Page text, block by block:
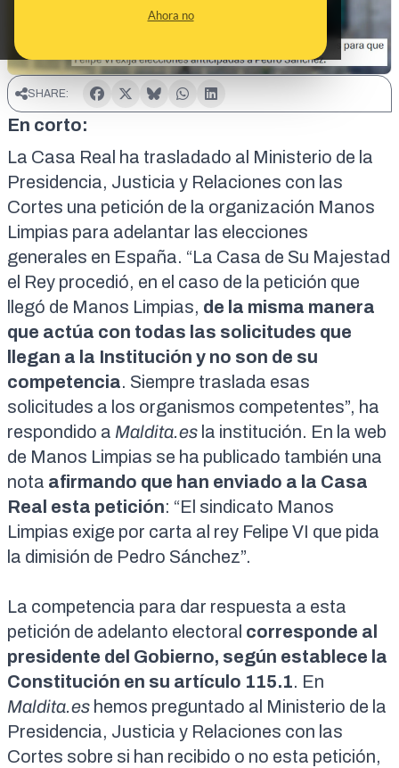
Ahora no
SHARE:
En corto:
La Casa Real ha trasladado al Ministerio de la
Presidencia, Justicia y Relaciones con las
Cortes una petición de la organización Manos
Limpias para adelantar las elecciones
generales en España. “La Casa de Su Majestad
el Rey procedió, en el caso de la petición que
llegó de Manos Limpias, de la misma manera
que actúa con todas las solicitudes que
llegan a la Institución y no son de su
competencia. Siempre traslada esas
solicitudes a los organismos competentes”, ha
respondido a Maldita.es la institución. En la web
de Manos Limpias se ha publicado también una
nota afirmando que han enviado a la Casa
Real esta petición: “El sindicato Manos
Limpias exige por carta al rey Felipe VI que pida
la dimisión de Pedro Sánchez”.
La competencia para dar respuesta a esta
petición de adelanto electoral corresponde al
presidente del Gobierno, según establece la
Constitución en su artículo 115.1. En
Maldita.es hemos preguntado al Ministerio de la
Presidencia, Justicia y Relaciones con las
Cortes sobre si han recibido o no esta petición,